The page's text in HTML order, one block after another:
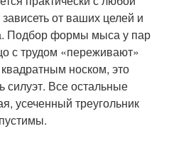
от ваших целей и
Подбор формы мыса у пар
с трудом «переживают»
носком, это
силуэт. Все остальные
усеченный треугольник